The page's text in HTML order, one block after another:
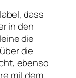
dass
in den
die
die
ebenso
mit dem